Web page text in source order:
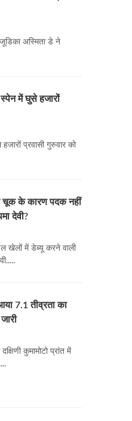
अस्मिता डे ने
में घुसे हजारों
प्रवासी गुरुवार को
चूक के कारण पदक नहीं
देवी?
खेलों में डेब्यू करने वाली
7.1 तीव्रता का
कुमामोटो प्रांत में